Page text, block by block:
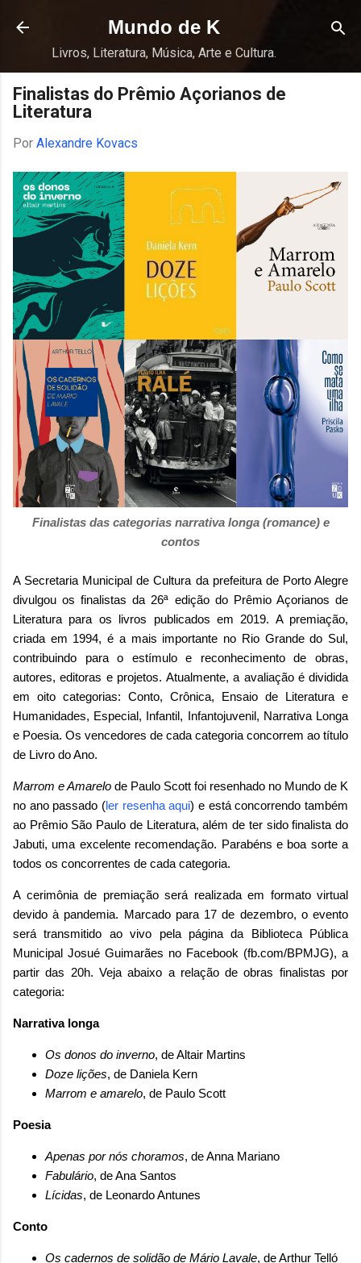
Pular para o conteúdo principal
Mundo de K
Livros, Literatura, Música, Arte e Cultura.
Finalistas do Prêmio Açorianos de
Literatura
Por Alexandre Kovacs
Finalistas das categorias narrativa longa (romance) e
contos
A Secretaria Municipal de Cultura da prefeitura de Porto Alegre
divulgou os finalistas da 26ª edição do Prêmio Açorianos de
Literatura para os livros publicados em 2019. A premiação,
criada em 1994, é a mais importante no Rio Grande do Sul,
contribuindo para o estímulo e reconhecimento de obras,
autores, editoras e projetos. Atualmente, a avaliação é dividida
em oito categorias: Conto, Crônica, Ensaio de Literatura e
Humanidades, Especial, Infantil, Infantojuvenil, Narrativa Longa
e Poesia. Os vencedores de cada categoria concorrem ao título
de Livro do Ano.
Marrom e Amarelo de Paulo Scott foi resenhado no Mundo de K
no ano passado (ler resenha aqui) e está concorrendo também
ao Prêmio São Paulo de Literatura, além de ter sido finalista do
Jabuti, uma excelente recomendação. Parabéns e boa sorte a
todos os concorrentes de cada categoria.
A cerimônia de premiação será realizada em formato virtual
devido à pandemia. Marcado para 17 de dezembro, o evento
será transmitido ao vivo pela página da Biblioteca Pública
Municipal Josué Guimarães no Facebook (fb.com/BPMJG), a
partir das 20h. Veja abaixo a relação de obras finalistas por
categoria:
Narrativa longa
Os donos do inverno, de Altair Martins
Doze lições, de Daniela Kern
Marrom e amarelo, de Paulo Scott
Poesia
Apenas por nós choramos, de Anna Mariano
Fabulário, de Ana Santos
Lícidas, de Leonardo Antunes
Conto
Os cadernos de solidão de Mário Lavale, de Arthur Telló